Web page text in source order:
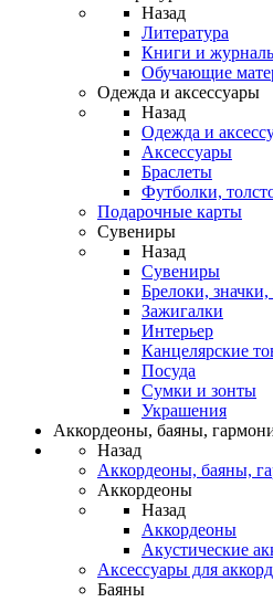
Назад
Литература
Книги и
Обучающие
Одежда и аксессуары
Назад
Одежда и
Аксессуары
Браслеты
Футболки,
Подарочные карты
Сувениры
Назад
Сувениры
Брелоки,
Зажигалки
Интерьер
Канцелярские
Посуда
Сумки и зонты
Украшения
Аккордеоны, баяны,
Назад
Аккордеоны, баяны,
Аккордеоны
Назад
Аккордеоны
Акустические
Аксессуары для
Баяны